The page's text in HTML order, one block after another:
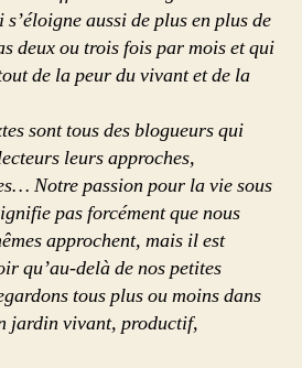
aussi de plus en plus de
deux ou trois fois par mois et qui
de la peur du vivant et de la
sont tous des blogueurs qui
leurs approches,
Notre passion pour la vie sous
pas forcément que nous
approchent, mais il est
qu’au-delà de nos petites
tous plus ou moins dans
jardin vivant, productif,